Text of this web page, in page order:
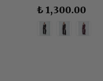
₺ 1,300.00